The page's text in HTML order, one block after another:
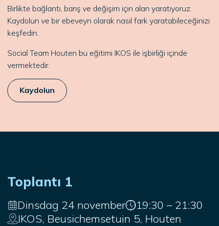
Birlikte bağlantı, barış ve değişim için alan yaratıyoruz.
Kaydolun ve bir ebeveyn olarak nasıl fark yaratabileceğinizi
keşfedin.
Social Team Houten bu eğitimi IKOS ile işbirliği içinde
vermektedir.
Kaydolun
Toplantı 1
Dinsdag 24 november
19:30 – 21:30
IKOS, Beusichemsetuin 5, Houten